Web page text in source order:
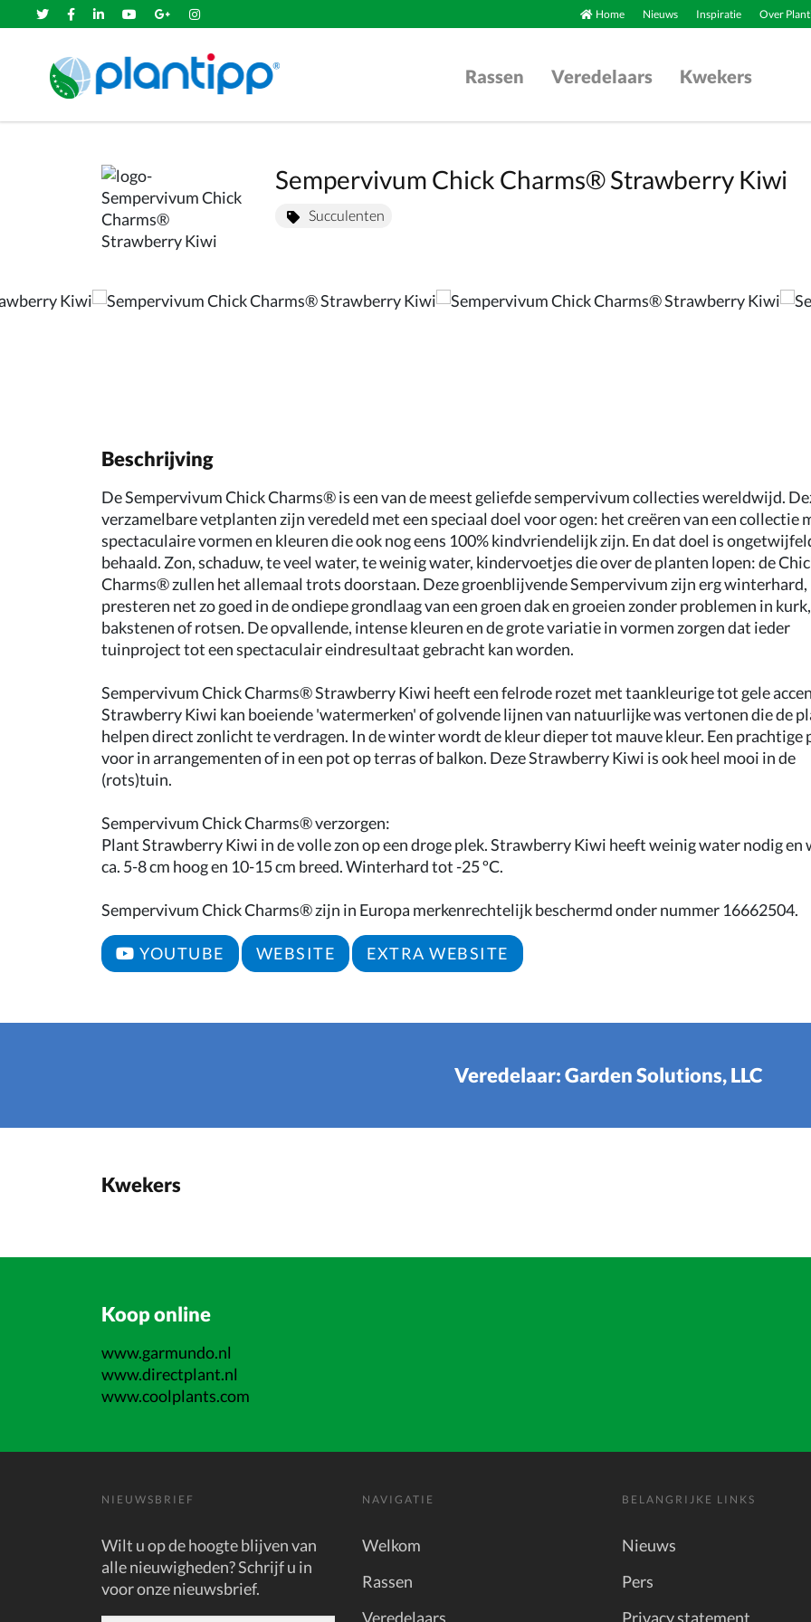
Home Nieuws Inspiratie Over
Rassen Veredelaars Kwekers
Sempervivum Chick Charms® Strawberry Kiwi
Succulenten
Beschrijving
De Sempervivum Chick Charms® is een van de meest geliefde sempervivum collecties wereldwijd.
verzamelbare vetplanten zijn veredeld met een speciaal doel voor ogen: het creëren van een collectie
spectaculaire vormen en kleuren die ook nog eens 100% kindvriendelijk zijn. En dat doel is
behaald. Zon, schaduw, te veel water, te weinig water, kindervoetjes die over de planten lopen: de
Charms® zullen het allemaal trots doorstaan. Deze groenblijvende Sempervivum zijn erg winterhard,
presteren net zo goed in de ondiepe grondlaag van een groen dak en groeien zonder problemen in kurk,
bakstenen of rotsen. De opvallende, intense kleuren en de grote variatie in vormen zorgen dat ieder
tuinproject tot een spectaculair eindresultaat gebracht kan worden.
Sempervivum Chick Charms® Strawberry Kiwi heeft een felrode rozet met taankleurige tot gele
Strawberry Kiwi kan boeiende 'watermerken' of golvende lijnen van natuurlijke was vertonen die de
helpen direct zonlicht te verdragen. In de winter wordt de kleur dieper tot mauve kleur. Een prachtige
voor in arrangementen of in een pot op terras of balkon. Deze Strawberry Kiwi is ook heel mooi in de
(rots)tuin.
Sempervivum Chick Charms® verzorgen:
Plant Strawberry Kiwi in de volle zon op een droge plek. Strawberry Kiwi heeft weinig water nodig en
ca. 5-8 cm hoog en 10-15 cm breed. Winterhard tot -25 ºC.
Sempervivum Chick Charms® zijn in Europa merkenrechtelijk beschermd onder nummer 16662504.
YOUTUBE WEBSITE EXTRA WEBSITE
Veredelaar: Garden Solutions, LLC
Kwekers
Koop online
www.garmundo.nl
www.directplant.nl
www.coolplants.com
NIEUWSBRIEF
Wilt u op de hoogte blijven van
alle nieuwigheden? Schrijf u in
voor onze nieuwsbrief.
NAVIGATIE
Welkom
Rassen
Veredelaars
BELANGRIJKE LINKS
Nieuws
Pers
Privacy statement